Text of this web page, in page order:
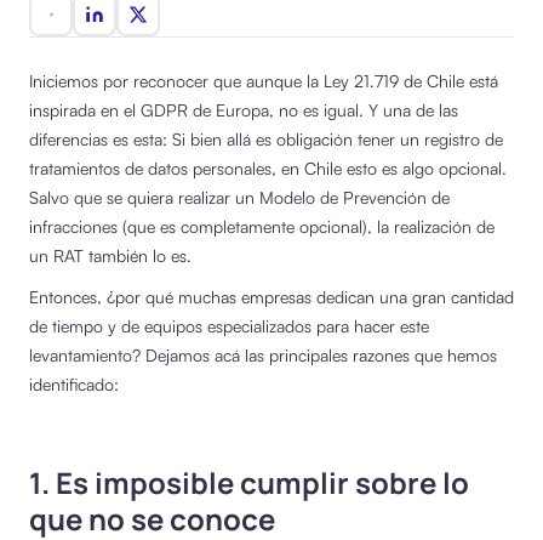
Iniciemos por reconocer que aunque la Ley 21.719 de Chile está
inspirada en el GDPR de Europa, no es igual. Y una de las
diferencias es esta: Si bien allá es obligación tener un registro de
tratamientos de datos personales, en Chile esto es algo opcional.
Salvo que se quiera realizar un Modelo de Prevención de
infracciones (que es completamente opcional), la realización de
un RAT también lo es.
Entonces, ¿por qué muchas empresas dedican una gran cantidad
de tiempo y de equipos especializados para hacer este
levantamiento? Dejamos acá las principales razones que hemos
identificado:
1. Es imposible cumplir sobre lo
que no se conoce